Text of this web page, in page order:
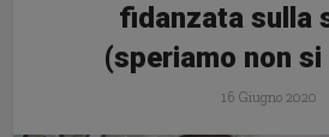
fidanzata sulla
(speriamo non
16 Giugno 2020